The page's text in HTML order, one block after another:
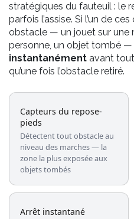
stratégiques du fauteuil : le
parfois l’assise. Si l’un de
obstacle — un jouet sur une
personne, un objet tombé
instantanément avant
qu’une fois l’obstacle retiré.
Capteurs du repose-
pieds
Détectent tout obstacle au
niveau des marches — la
zone la plus exposée aux
objets tombés
Arrêt instantané